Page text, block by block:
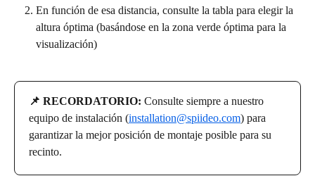
En función de esa distancia, consulte la tabla para elegir la
altura óptima (basándose en la zona verde óptima para la
visualización)
📌 RECORDATORIO: Consulte siempre a nuestro
equipo de instalación (installation@spiideo.com) para
garantizar la mejor posición de montaje posible para su
recinto.